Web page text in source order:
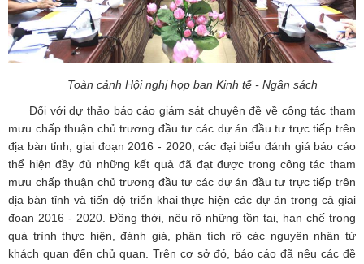
Toàn cảnh Hội nghị họp ban Kinh tế - Ngân sách
Đối với dự thảo báo cáo giám sát chuyên đề về công tác tham
mưu chấp thuận chủ trương đầu tư các dự án đầu tư trực tiếp trên
địa bàn tỉnh, giai đoạn 2016 - 2020, các đại biểu đánh giá báo cáo
thể hiện đầy đủ những kết quả đã đạt được trong công tác tham
mưu chấp thuận chủ trương đầu tư các dự án đầu tư trực tiếp trên
địa bàn tỉnh và tiến độ triển khai thực hiện các dự án trong cả giai
đoạn 2016 - 2020. Đồng thời, nêu rõ những tồn tại, hạn chế trong
quá trình thực hiện, đánh giá, phân tích rõ các nguyên nhân từ
khách quan đến chủ quan. Trên cơ sở đó, báo cáo đã nêu các đề